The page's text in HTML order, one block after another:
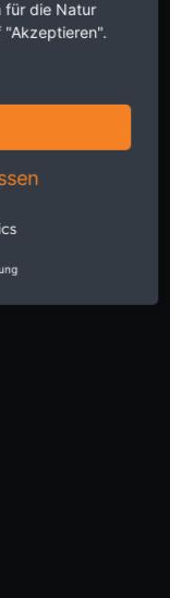
für die Natur